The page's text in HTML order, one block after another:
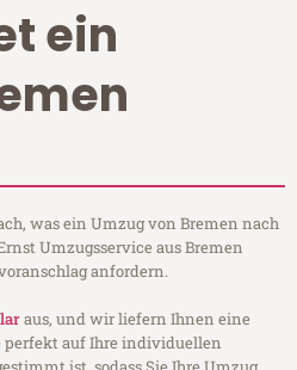
ein
was ein Umzug von Bremen nach
Umzugsservice aus Bremen
anfordern.
aus, und wir liefern Ihnen eine
perfekt auf Ihre individuellen